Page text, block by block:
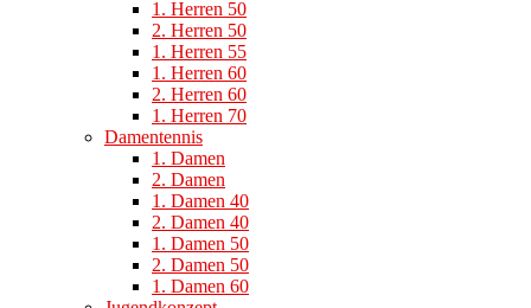
1. Herren 50
2. Herren 50
1. Herren 55
1. Herren 60
2. Herren 60
1. Herren 70
Damentennis
1. Damen
2. Damen
1. Damen 40
2. Damen 40
1. Damen 50
2. Damen 50
1. Damen 60